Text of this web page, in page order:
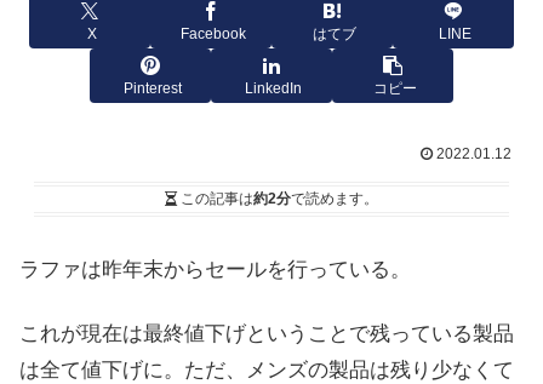
X Facebook はてブ LINE
Pinterest LinkedIn コピー
2022.01.12
この記事は約2分で読めます。
ラファは昨年末からセールを行っている。
これが現在は最終値下げということで残っている製品
は全て値下げに。ただ、メンズの製品は残り少なくて